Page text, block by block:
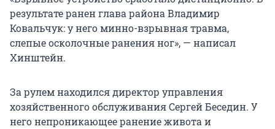
результате ранен глава района Владимир
Ковальчук: у него минно-взрывная травма,
слепые осколочные ранения ног», — написал
Хинштейн.
За рулем находился директор управления
хозяйственного обслуживания Сергей Беседин. У
него непроникающее ранение живота и